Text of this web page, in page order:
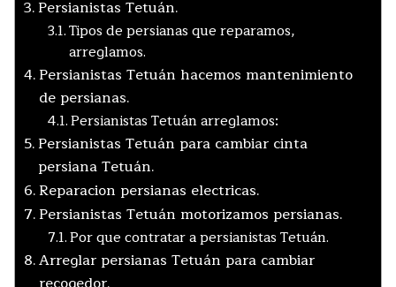
Persianistas Tetuán.
Tipos de persianas que reparamos,
arreglamos.
Persianistas Tetuán hacemos mantenimiento
de persianas.
Persianistas Tetuán arreglamos:
Persianistas Tetuán para cambiar cinta
persiana Tetuán.
Reparacion persianas electricas.
Persianistas Tetuán motorizamos persianas.
Por que contratar a persianistas Tetuán.
Arreglar persianas Tetuán para cambiar